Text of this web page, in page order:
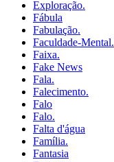
Exploração.
Fábula
Fabulação.
Faculdade-Mental.
Faixa.
Fake News
Fala.
Falecimento.
Falo
Falo.
Falta d'água
Família.
Fantasia